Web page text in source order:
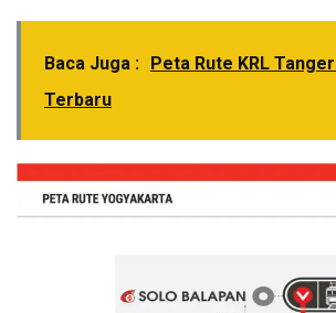
Baca Juga : Peta Rute KRL
Terbaru